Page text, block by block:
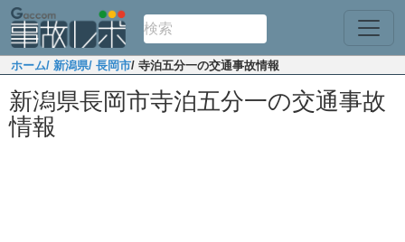
ホーム/ 新潟県/ 長岡市/ 寺泊五分一の交通事故情報
新潟県長岡市寺泊五分一の交通事故
情報